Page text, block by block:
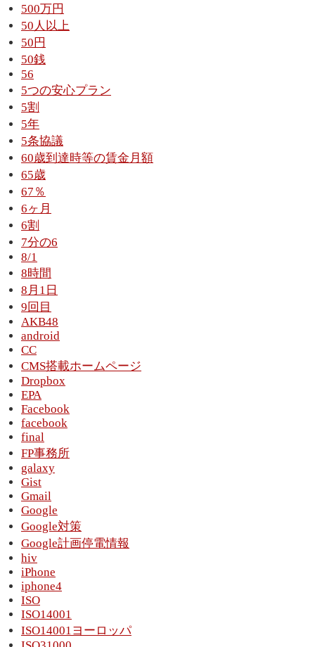
500万円
50人以上
50円
50銭
56
5つの安心プラン
5割
5年
5条協議
60歳到達時等の賃金月額
65歳
67％
6ヶ月
6割
7分の6
8/1
8時間
8月1日
9回目
AKB48
android
CC
CMS搭載ホームページ
Dropbox
EPA
Facebook
facebook
final
FP事務所
galaxy
Gist
Gmail
Google
Google対策
Google計画停電情報
hiv
iPhone
iphone4
ISO
ISO14001
ISO14001ヨーロッパ